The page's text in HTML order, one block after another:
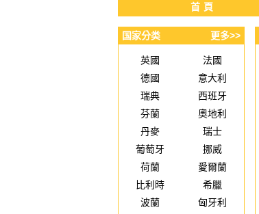
首頁
更多>>
国家分类
英國
法國
德國
意大利
瑞典
西班牙
芬蘭
奧地利
丹麥
瑞士
葡萄牙
挪威
荷蘭
愛爾蘭
比利時
希臘
波蘭
匈牙利